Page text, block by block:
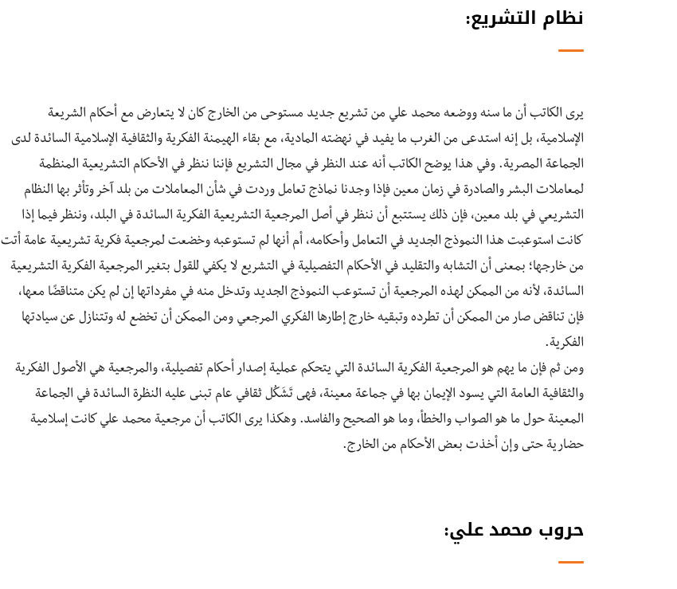
نظام التشريع:
يرى الكاتب أن ما سنه ووضعه محمد علي من تشريع جديد مستوحى من الخارج كان لا يتعارض مع أحكام الشريعة
الإسلامية، بل إنه استدعى من الغرب ما يفيد في نهضته المادية، مع بقاء الهيمنة الفكرية والثقافية الإسلامية السائدة لدى
الجماعة المصرية. وفي هذا يوضح الكاتب أنه عند النظر في مجال التشريع فإننا ننظر في الأحكام التشريعية المنظمة
لمعاملات البشر والصادرة في زمان معين فإذا وجدنا نماذج تعامل وردت في شأن المعاملات من بلد آخر وتأثر بها النظام
التشريعي في بلد معين، فإن ذلك يستتبع أن ننظر في أصل المرجعية التشريعية الفكرية السائدة في البلد، وننظر فيما إذا
كانت استوعبت هذا النموذج الجديد في التعامل وأحكامه، أم أنها لم تستوعبه وخضعت لمرجعية فكرية تشريعية عامة أتت
من خارجها؛ بمعنى أن التشابه والتقليد في الأحكام التفصيلية في التشريع لا يكفي للقول بتغير المرجعية الفكرية التشريعية
السائدة، لأنه من الممكن لهذه المرجعية أن تستوعب النموذج الجديد وتدخل منه في مفرداتها إن لم يكن متناقضًا معها،
فإن تناقض صار من الممكن أن تطرده وتبقيه خارج إطارها الفكري المرجعي ومن الممكن أن تخضع له وتتنازل عن سيادتها
الفكرية.
ومن ثم فإن ما يهم هو المرجعية الفكرية السائدة التي يتحكم عملية إصدار أحكام تفصيلية، والمرجعية هي الأصول الفكرية
والثقافية العامة التي يسود الإيمان بها في جماعة معينة، فهى تَشَكُل ثقافي عام تبنى عليه النظرة السائدة في الجماعة
المعينة حول ما هو الصواب والخطأ، وما هو الصحيح والفاسد. وهكذا يرى الكاتب أن مرجعية محمد علي كانت إسلامية
حضارية حتى وإن أخذت بعض الأحكام من الخارج.
حروب محمد علي: